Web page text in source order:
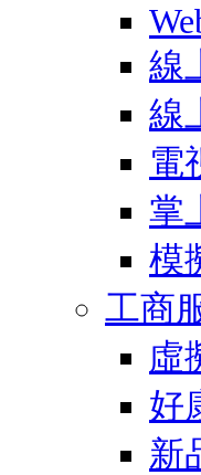
線
線
電
掌
模
工商
虛
好
新